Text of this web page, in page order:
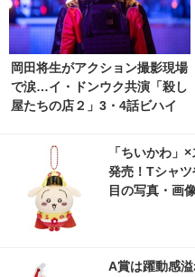
岡田将生がアクション撮影現場
で涙…イ・ドンウク共演「殺し
屋たちの店２」3・4話ビハイ
「ちいかわ」
発売！Tシャ
目の写真・画
A賞は躍動感